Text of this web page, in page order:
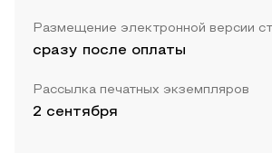
Размещение электронной версии
сразу после оплаты
Рассылка печатных экземпляров
2 сентября